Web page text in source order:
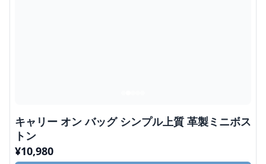
キャリー オン バッグ シンプル上質 革製ミニボス
トン
¥10,980